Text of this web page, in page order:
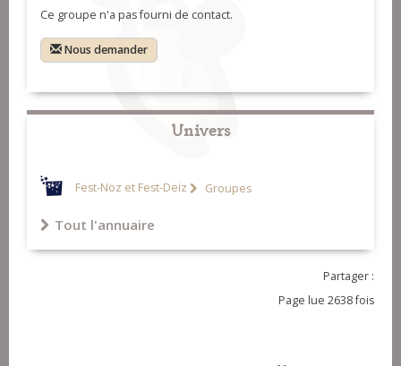
Ce groupe n'a pas fourni de contact.
Nous demander
Univers
Fest-Noz et Fest-Deiz Groupes
Tout l'annuaire
Partager :
Page lue 2638 fois